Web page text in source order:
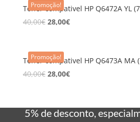
Promoção!
Toner compativel HP Q6472A YL
40,00€ 28,00€
Promoção!
Toner compativel HP Q6473A MA
40,00€ 28,00€
5% de desconto,